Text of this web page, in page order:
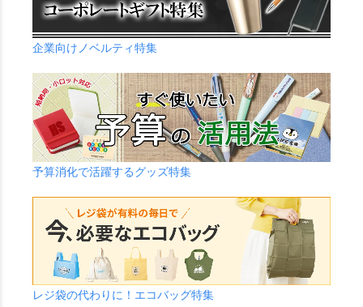
企業向けノベルティ特集
予算消化で活躍するグッズ特集
レジ袋の代わりに！エコバッグ特集